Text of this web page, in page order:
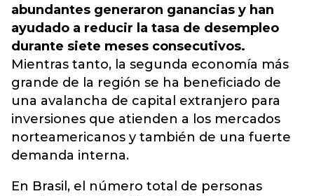
abundantes generaron ganancias y han
ayudado a reducir la tasa de desempleo
durante siete meses consecutivos.
Mientras tanto, la segunda economía más
grande de la región se ha beneficiado de
una avalancha de capital extranjero para
inversiones que atienden a los mercados
norteamericanos y también de una fuerte
demanda interna.
En Brasil, el número total de personas